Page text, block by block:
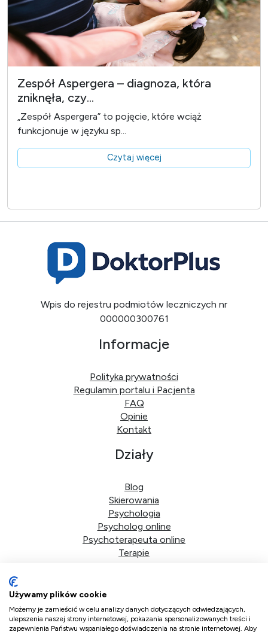
Zespół Aspergera – diagnoza, która
zniknęła, czy...
„Zespół Aspergera” to pojęcie, które wciąż
funkcjonuje w języku sp...
Czytaj więcej
Wpis do rejestru podmiotów leczniczych nr
000000300761
Informacje
Polityka prywatności
Regulamin portalu i Pacjenta
FAQ
Opinie
Kontakt
Działy
Blog
Skierowania
Psychologia
Psycholog online
Psychoterapeuta online
Terapie
DoktorPlus sp. z o.o.
Używamy plików cookie
Możemy je zamieścić w celu analizy danych dotyczących odwiedzających,
ulepszenia naszej strony internetowej, pokazania spersonalizowanych treści i
zapewnienia Państwu wspaniałego doświadczenia na stronie internetowej. Aby